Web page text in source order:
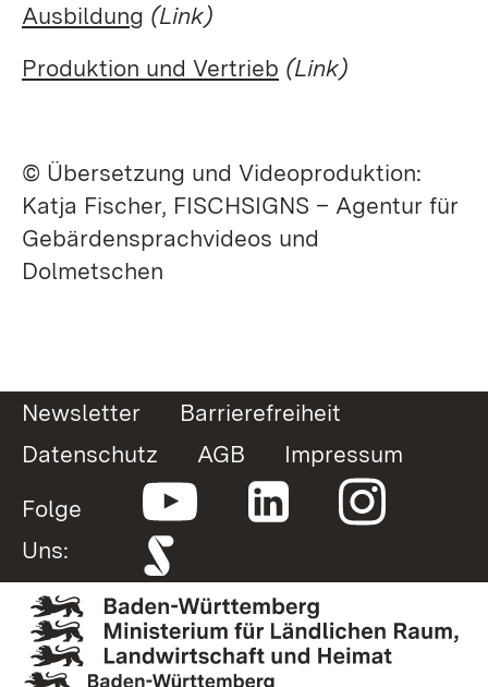
Ausbildung (Link)
Produktion und Vertrieb (Link)
© Übersetzung und Videoproduktion:
Katja Fischer, FISCHSIGNS – Agentur für
Gebärdensprachvideos und
Dolmetschen
Newsletter
Barrierefreiheit
Datenschutz
AGB
Impressum
Folge
Uns: